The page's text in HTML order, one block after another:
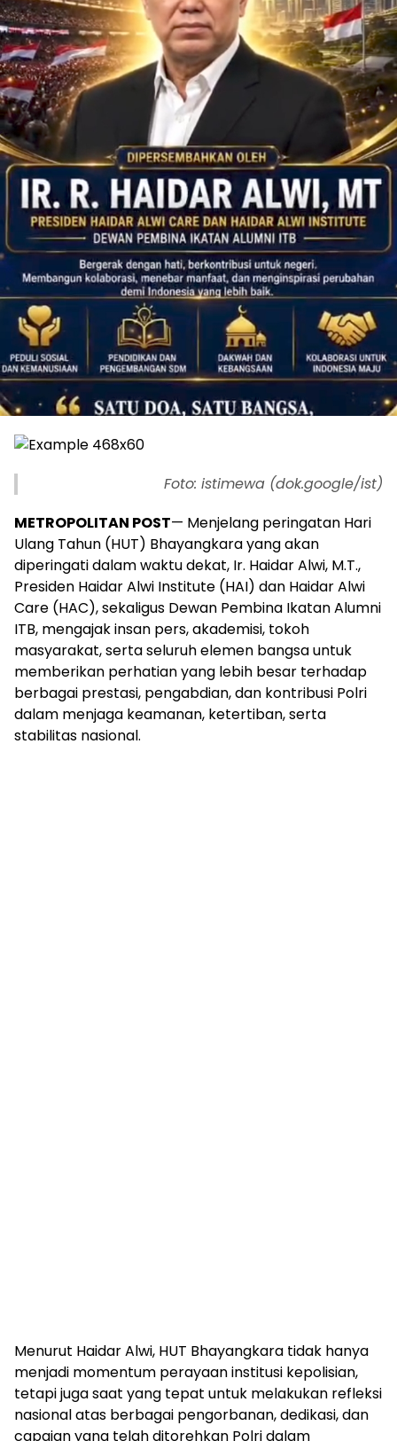
Foto: istimewa (dok.google/ist)
METROPOLITAN POST— Menjelang peringatan Hari
Ulang Tahun (HUT) Bhayangkara yang akan
diperingati dalam waktu dekat, Ir. Haidar Alwi, M.T.,
Presiden Haidar Alwi Institute (HAI) dan Haidar Alwi
Care (HAC), sekaligus Dewan Pembina Ikatan Alumni
ITB, mengajak insan pers, akademisi, tokoh
masyarakat, serta seluruh elemen bangsa untuk
memberikan perhatian yang lebih besar terhadap
berbagai prestasi, pengabdian, dan kontribusi Polri
dalam menjaga keamanan, ketertiban, serta
stabilitas nasional.
Menurut Haidar Alwi, HUT Bhayangkara tidak hanya
menjadi momentum perayaan institusi kepolisian,
tetapi juga saat yang tepat untuk melakukan refleksi
nasional atas berbagai pengorbanan, dedikasi, dan
capaian yang telah ditorehkan Polri dalam